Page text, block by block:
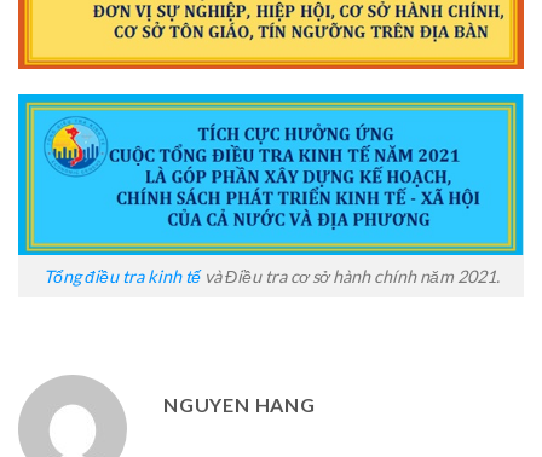
Tổng điều tra kinh tếvà Điều tra cơ sở hành chính năm 2021.
NGUYEN HANG